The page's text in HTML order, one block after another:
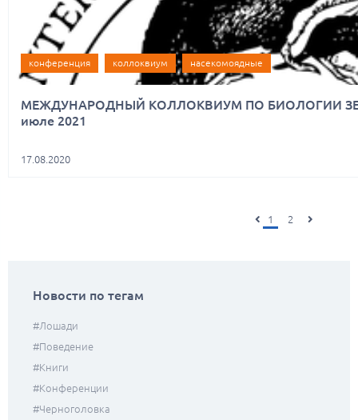
конференция коллоквиум насекомоядные
МЕЖДУНАРОДНЫЙ КОЛЛОКВИУМ ПО БИОЛОГИИ
июле 2021
17.08.2020
1 2
Новости по тегам
#лошади
#поведение
#книги
#конференции
#черноголовка